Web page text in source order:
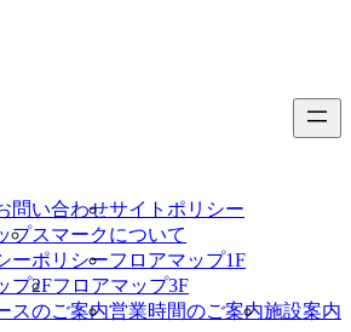
問い合わせサイトポリシー
プスマークについて
ーポリシーフロアマップ1F
プ2Fフロアマップ3F
スのご案内営業時間のご案内施設案内